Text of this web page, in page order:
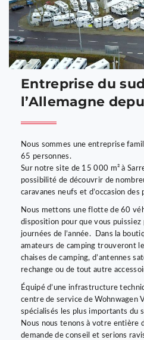
Entreprise du
l’Allemagne
Nous sommes une entreprise
65 personnes.
Sur notre site de 15 000 m² à
possibilité de découvrir de
caravanes neufs et d’occasion des
Nous mettons une flotte de 60
disposition pour que vous
journées de l’année. Dans la
amateurs de camping trouveront
chaises de camping, d’antennes
rechange ou de tout autre
Équipé d’une infrastructure
centre de service de Wohnwagen
spécialisés les plus importants du
Nous nous tenons à votre entière
demande de conseil et serions